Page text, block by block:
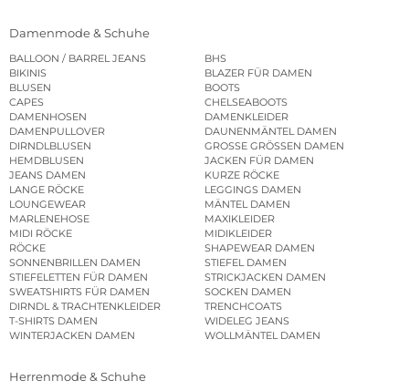
Damenmode & Schuhe
BALLOON / BARREL JEANS
BHS
BIKINIS
BLAZER FÜR DAMEN
BLUSEN
BOOTS
CAPES
CHELSEABOOTS
DAMENHOSEN
DAMENKLEIDER
DAMENPULLOVER
DAUNENMÄNTEL DAMEN
DIRNDLBLUSEN
GROSSE GRÖSSEN DAMEN
HEMDBLUSEN
JACKEN FÜR DAMEN
JEANS DAMEN
KURZE RÖCKE
LANGE RÖCKE
LEGGINGS DAMEN
LOUNGEWEAR
MÄNTEL DAMEN
MARLENEHOSE
MAXIKLEIDER
MIDI RÖCKE
MIDIKLEIDER
RÖCKE
SHAPEWEAR DAMEN
SONNENBRILLEN DAMEN
STIEFEL DAMEN
STIEFELETTEN FÜR DAMEN
STRICKJACKEN DAMEN
SWEATSHIRTS FÜR DAMEN
SOCKEN DAMEN
DIRNDL & TRACHTENKLEIDER
TRENCHCOATS
T-SHIRTS DAMEN
WIDELEG JEANS
WINTERJACKEN DAMEN
WOLLMÄNTEL DAMEN
Herrenmode & Schuhe